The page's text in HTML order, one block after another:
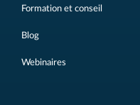
Formation et conseil
Blog
Webinaires